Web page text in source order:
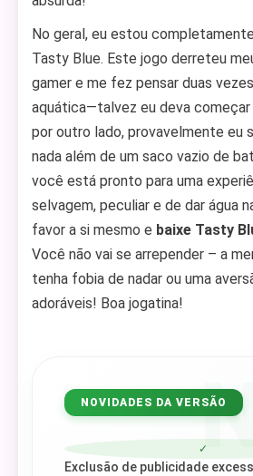
No geral, eu estou
Tasty Blue. Este jogo derreteu
gamer e me fez pensar duas
aquática—talvez eu deva começar
por outro lado, provavelmente eu
nada além de um saco vazio de
você está pronto para uma
selvagem, peculiar e de dar água
favor a si mesmo e baixe Tasty
Você não vai se arrepender – a
tenha fobia de nadar ou uma
adoráveis! Boa jogatina!
NOVIDADES DA VERSÃO
✓
Exclusão de publicidade